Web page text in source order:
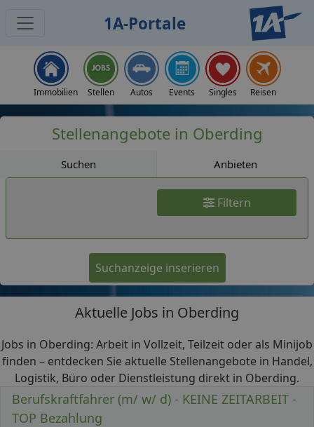
1A-Portale
Immobilien Stellen Autos Events Singles Reisen
Stellenangebote in Oberding
Suchen Anbieten
Filtern
Suchanzeige inserieren
Aktuelle Jobs in Oberding
Jobs in Oberding: Arbeit in Vollzeit, Teilzeit oder als Minijob
finden – entdecken Sie aktuelle Stellenangebote in Handel,
Logistik, Büro oder Dienstleistung direkt in Oberding.
Berufskraftfahrer (m/ w/ d) - KEINE ZEITARBEIT -
TOP Bezahlung